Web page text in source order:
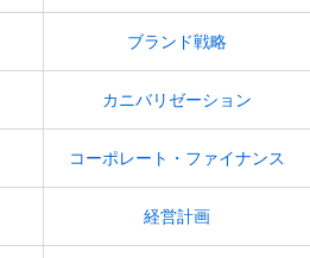
ブランド戦略
カニバリゼーション
コーポレート・ファイナンス
経営計画